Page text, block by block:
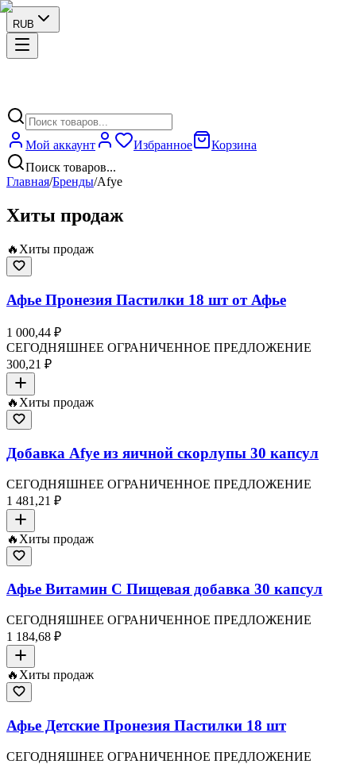
RUB
Мой аккаунт Избранное
Корзина
Поиск товаров...
Главная/Бренды/Afye
Хиты продаж
🔥 Хиты продаж
Афье Пронезия Пастилки 18 шт от Афье
1 000,44 ₽
СЕГОДНЯШНЕЕ ОГРАНИЧЕННОЕ ПРЕДЛОЖЕНИЕ
300,21 ₽
🔥 Хиты продаж
Добавка Afye из яичной скорлупы 30 капсул
СЕГОДНЯШНЕЕ ОГРАНИЧЕННОЕ ПРЕДЛОЖЕНИЕ
1 481,21 ₽
🔥 Хиты продаж
Афье Витамин C Пищевая добавка 30 капсул
СЕГОДНЯШНЕЕ ОГРАНИЧЕННОЕ ПРЕДЛОЖЕНИЕ
1 184,68 ₽
🔥 Хиты продаж
Афье Детские Пронезия Пастилки 18 шт
СЕГОДНЯШНЕЕ ОГРАНИЧЕННОЕ ПРЕДЛОЖЕНИЕ